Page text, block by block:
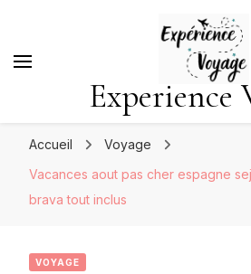
Experience
Accueil
Voyage
Vacances aout pas cher espagne
brava tout inclus
VOYAGE